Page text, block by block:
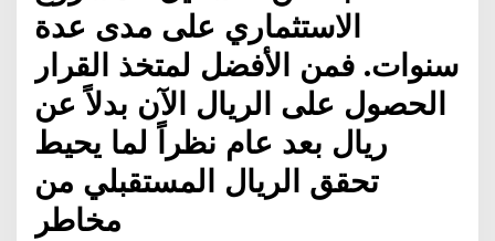
الاستثماري على مدى عدة
سنوات. فمن الأفضل لمتخذ القرار
الحصول على الريال الآن بدلاً عن
ريال بعد عام نظراً لما يحيط
تحقق الريال المستقبلي من
مخاطر